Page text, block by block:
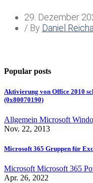
29. Dezember
/ By Daniel
Popular posts
Aktivierung von Office 2010
(0x80070190)
Allgemein Microsoft
Nov. 22, 2013
Microsoft 365 Gruppen für
Microsoft Microsoft 365
Apr. 26, 2022